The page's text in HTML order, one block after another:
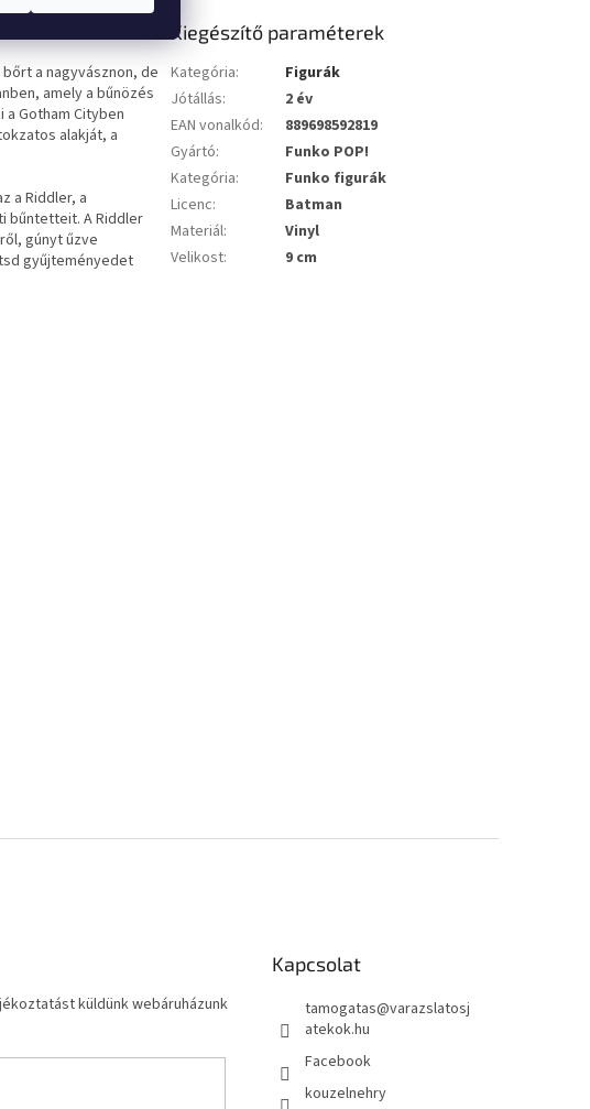
a nagyvásznon, de
amely a bűnözés
Gotham Cityben
alakját, a
a Riddler, a
bűntetteit. A Riddler
gúnyt űzve
gyűjteményedet
Kiegészítő paraméterek
Kategória:
Figurák
Jótállás:
2 év
EAN vonalkód:
889698592819
Gyártó:
Funko POP!
Kategória:
Funko figurák
Licenc:
Batman
Materiál:
Vinyl
Velikost: 9 cm
küldünk webáruházunk
Kapcsolat
tamogatas@varazslatosj
atekok.hu
Facebook
kouzelnehry